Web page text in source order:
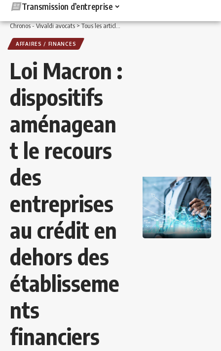
Transmission d’entreprise
Chronos - Vivaldi avocats>Tous les articles >Affaires / Finances>Loi Macron :
AFFAIRES / FINANCES
Loi Macron :
dispositifs
aménagean
t le recours
des
entreprises
au crédit en
dehors des
établisseme
nts
financiers